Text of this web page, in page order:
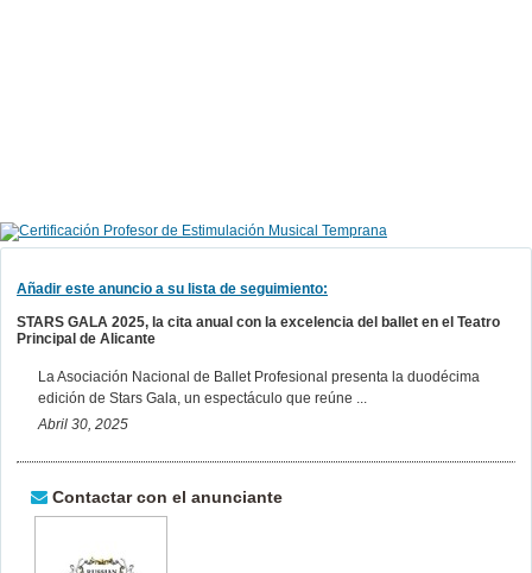
Añadir este anuncio a su lista de seguimiento:
STARS GALA 2025, la cita anual con la excelencia del ballet en el Teatro
Principal de Alicante
La Asociación Nacional de Ballet Profesional presenta la duodécima
edición de Stars Gala, un espectáculo que reúne ...
Abril 30, 2025
Contactar con el anunciante